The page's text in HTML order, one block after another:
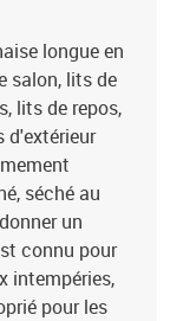
un endroit pour
la durée de vie des
de les protéger
dur de teck finement
: 195
d'assise depuis
sol : 52,5
en 4
contient :2 x chaise
longue en
salon, lits de
lits de repos,
d'extérieur
séché au
un
connu pour
intempéries,
pour les